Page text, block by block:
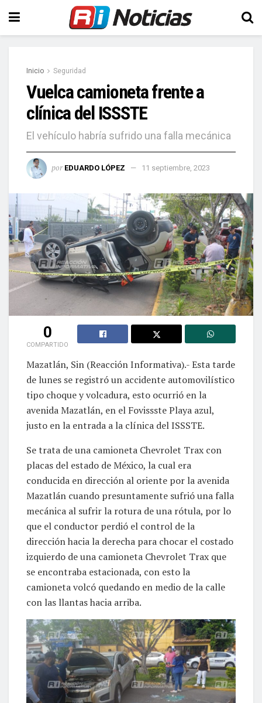
Inicio Seguridad
Vuelca camioneta frente a
clínica del ISSSTE
El vehículo habría sufrido una falla mecánica
por EDUARDO LÓPEZ 11 septiembre, 2023
0
COMPARTIDO
Mazatlán, Sin (Reacción Informativa).- Esta tarde
de lunes se registró un accidente automovilístico
tipo choque y volcadura, esto ocurrió en la
avenida Mazatlán, en el Fovissste Playa azul,
justo en la entrada a la clínica del ISSSTE.
Se trata de una camioneta Chevrolet Trax con
placas del estado de México, la cual era
conducida en dirección al oriente por la avenida
Mazatlán cuando presuntamente sufrió una falla
mecánica al sufrir la rotura de una rótula, por lo
que el conductor perdió el control de la
dirección hacia la derecha para chocar el costado
izquierdo de una camioneta Chevrolet Trax que
se encontraba estacionada, con esto la
camioneta volcó quedando en medio de la calle
con las llantas hacia arriba.